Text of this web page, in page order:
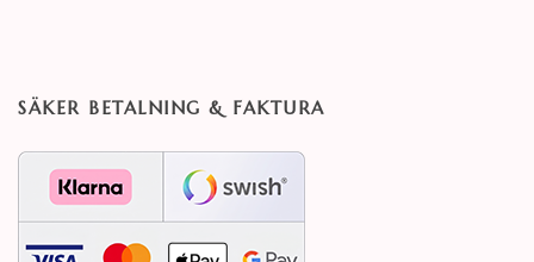
SÄKER BETALNING & FAKTURA